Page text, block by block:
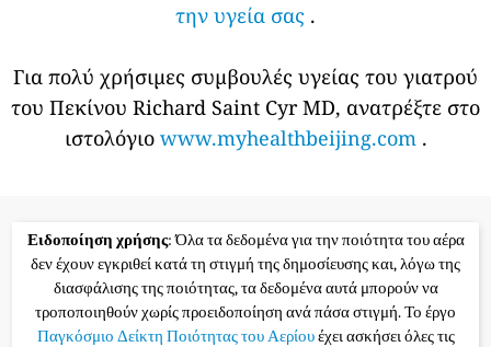
την υγεία σας .
Για πολύ χρήσιμες συμβουλές υγείας του γιατρού
του Πεκίνου Richard Saint Cyr MD, ανατρέξτε στο
ιστολόγιο www.myhealthbeijing.com.
Ειδοποίηση χρήσης: Όλα τα δεδομένα για την ποιότητα του αέρα
δεν έχουν εγκριθεί κατά τη στιγμή της δημοσίευσης και, λόγω της
διασφάλισης της ποιότητας, τα δεδομένα αυτά μπορούν να
τροποποιηθούν χωρίς προειδοποίηση ανά πάσα στιγμή. Το έργο
Παγκόσμιο Δείκτη Ποιότητας του Αερίουέχει ασκήσει όλες τις